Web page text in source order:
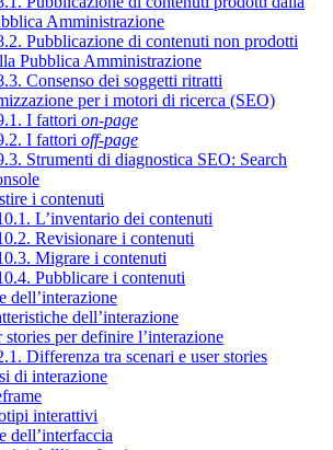
Amministrazione
Pubblicazione di contenuti non prodotti
Pubblica Amministrazione
Consenso dei soggetti ritratti
per i motori di ricerca (SEO)
I fattori on-page
I fattori off-page
Strumenti di diagnostica SEO: Search
i contenuti
L’inventario dei contenuti
Revisionare i contenuti
Migrare i contenuti
Pubblicare i contenuti
dell’interazione
dell’interazione
stories per definire l’interazione
Differenza tra scenari e user stories
di interazione
interattivi
dell’interfaccia